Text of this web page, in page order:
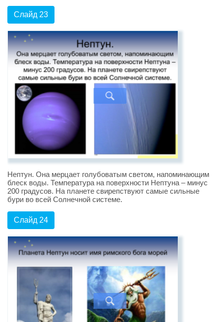
Слайд 23
Нептун. Она мерцает голубоватым светом, напоминающим
блеск воды. Температура на поверхности Нептуна – минус
200 градусов. На планете свирепствуют самые сильные
бури во всей Солнечной системе.
Слайд 24